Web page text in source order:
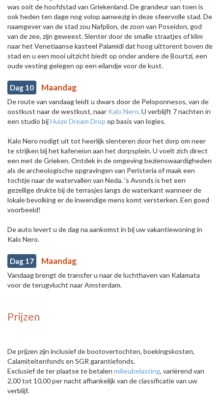
was ooit de hoofdstad van Griekenland. De grandeur van toen is
ook heden ten dage nog volop aanwezig in deze sfeervolle stad. De
naamgever van de stad zou Nafplion, de zoon van Poseidon, god
van de zee, zijn geweest. Slenter door de smalle straatjes of klim
naar het Venetiaanse kasteel Palamidi dat hoog uittorent boven de
stad en u een mooi uitzicht biedt op onder andere de Bourtzi, een
oude vesting gelegen op een eilandje voor de kust.
Dag 10 Maandag
De route van vandaag leidt u dwars door de Peloponnesos, van de
oostkust naar de westkust, naar Kalo Nero. U verblijft 7 nachten in
een studio bijHuize Dream Drop op basis van logies.
Kalo Nero nodigt uit tot heerlijk slenteren door het dorp om neer
te strijken bij het kafeneion aan het dorpsplein. U voelt zich direct
een met de Grieken. Ontdek in de omgeving bezienswaardigheden
als de archeologische opgravingen van Peristeria of maak een
tochtje naar de watervallen van Neda. 's Avonds is het een
gezellige drukte bij de terrasjes langs de waterkant wanneer de
lokale bevolking er de inwendige mens komt versterken. Een goed
voorbeeld!
De auto levert u de dag na aankomst in bij uw vakantiewoning in
Kalo Nero.
Dag 17 Maandag
Vandaag brengt de transfer u naar de luchthaven van Kalamata
voor de terugvlucht naar Amsterdam.
Prijzen
De prijzen zijn inclusief de bootovertochten, boekingskosten,
Calamiteitenfonds en SGR garantiefonds.
Exclusief de ter plaatse te betalen milieubelasting, variërend van
2,00 tot 10,00 per nacht afhankelijk van de classificatie van uw
verblijf.